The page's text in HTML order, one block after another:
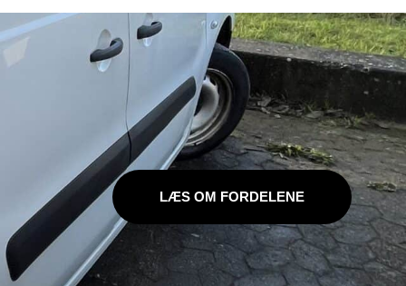
LÆS OM FORDELENE